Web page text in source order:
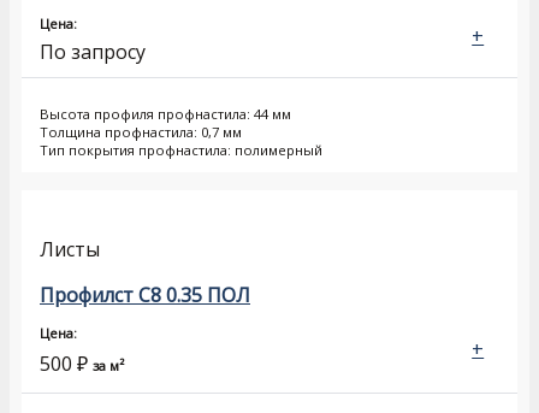
Цена:
По запросу
Высота профиля профнастила: 44 мм
Толщина профнастила: 0,7 мм
Тип покрытия профнастила: полимерный
+
Листы
Профилст С8 0.35 ПОЛ
Цена:
500 ₽ за м²
+